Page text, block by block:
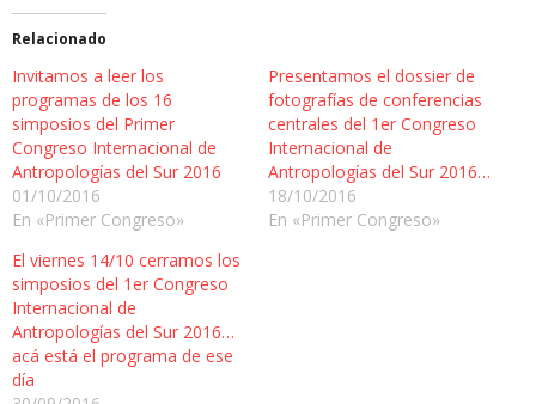
Relacionado
Invitamos a leer los
programas de los 16
simposios del Primer
Congreso Internacional de
Antropologías del Sur 2016
01/10/2016
En «Primer Congreso»
Presentamos el dossier de
fotografías de conferencias
centrales del 1er Congreso
Internacional de
Antropologías del Sur 2016…
18/10/2016
En «Primer Congreso»
El viernes 14/10 cerramos los
simposios del 1er Congreso
Internacional de
Antropologías del Sur 2016…
acá está el programa de ese
día